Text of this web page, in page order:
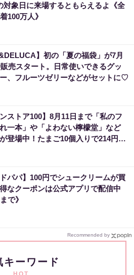
対象日に来場するともらえるよ《全
100万人》
】初の「夏の福袋」が7月
売スタート。日常使いできるグッ
、フルーツゼリーなどがセットに♡
ンストア100】8月11日まで「私のフ
一本」や「よわない檸檬堂」など
登場中！たまご10個入りで214円な
画も見逃せない。
ドパパ】100円でシュークリームが買
なクーポンは公式アプリで配信中
で》
Recommended by
キーワード